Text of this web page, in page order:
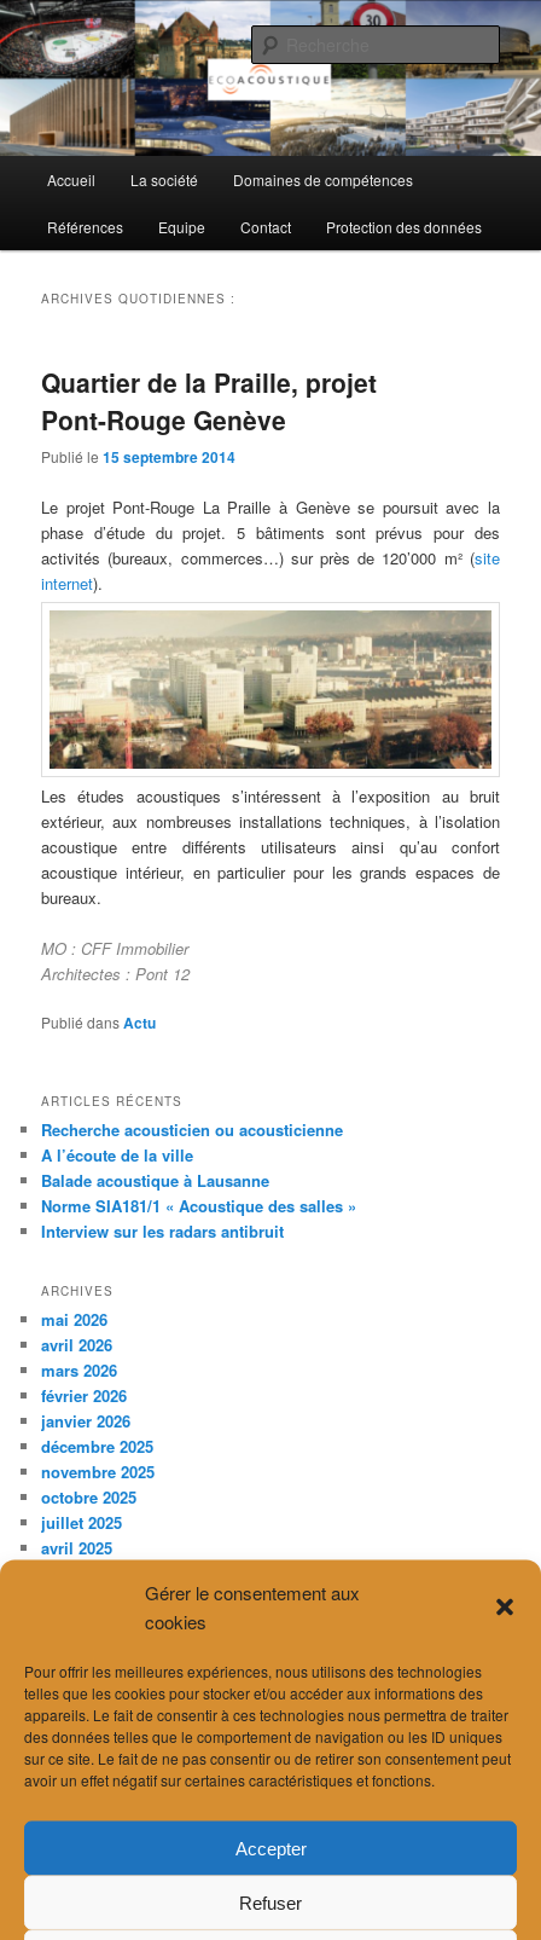
Gérer le consentement aux
cookies
Pour offrir les meilleures expériences, nous utilisons des technologies
telles que les cookies pour stocker et/ou accéder aux informations des
appareils. Le fait de consentir à ces technologies nous permettra de traiter
des données telles que le comportement de navigation ou les ID uniques
sur ce site. Le fait de ne pas consentir ou de retirer son consentement peut
avoir un effet négatif sur certaines caractéristiques et fonctions.
Accepter
Refuser
Aller
au
contenu
principal
Aller
au
contenu
secondaireEcoAcoustique SA
principal
Accueil La société Domaines de compétences
Références Equipe Contact Protection des données
ARCHIVES QUOTIDIENNES :
Quartier de la Praille, projet
Pont-Rouge Genève
Publié le15 septembre 2014
Le projet Pont-Rouge La Praille à Genève se poursuit avec la
phase d’étude du projet. 5 bâtiments sont prévus pour des
activités (bureaux, commerces…) sur près de 120’000 m² (site
internet).
Les études acoustiques s’intéressent à l’exposition au bruit
extérieur, aux nombreuses installations techniques, à l’isolation
acoustique entre différents utilisateurs ainsi qu’au confort
acoustique intérieur, en particulier pour les grands espaces de
bureaux.
MO : CFF Immobilier
Architectes : Pont 12
Publié dansActu
ARTICLES RÉCENTS
Recherche acousticien ou acousticienne
A l’écoute de la ville
Balade acoustique à Lausanne
Norme SIA181/1 « Acoustique des salles »
Interview sur les radars antibruit
ARCHIVES
mai 2026
avril 2026
mars 2026
février 2026
janvier 2026
décembre 2025
novembre 2025
octobre 2025
juillet 2025
avril 2025
décembre 2024
novembre 2024
août 2024
juillet 2024
juin 2024
avril 2024
mars 2024
janvier 2024
novembre 2023
avril 2023